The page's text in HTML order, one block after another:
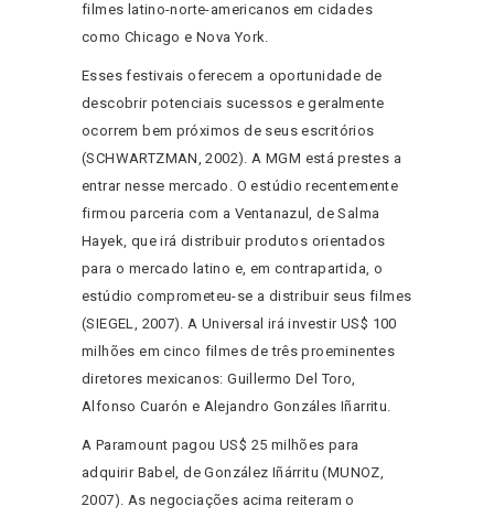
filmes latino-norte-americanos em cidades
como Chicago e Nova York.
Esses festivais oferecem a oportunidade de
descobrir potenciais sucessos e geralmente
ocorrem bem próximos de seus escritórios
(SCHWARTZMAN, 2002). A MGM está prestes a
entrar nesse mercado. O estúdio recentemente
firmou parceria com a Ventanazul, de Salma
Hayek, que irá distribuir produtos orientados
para o mercado latino e, em contrapartida, o
estúdio comprometeu-se a distribuir seus filmes
(SIEGEL, 2007). A Universal irá investir US$ 100
milhões em cinco filmes de três proeminentes
diretores mexicanos: Guillermo Del Toro,
Alfonso Cuarón e Alejandro Gonzáles Iñarritu.
A Paramount pagou US$ 25 milhões para
adquirir Babel, de González Iñárritu (MUNOZ,
2007). As negociações acima reiteram o